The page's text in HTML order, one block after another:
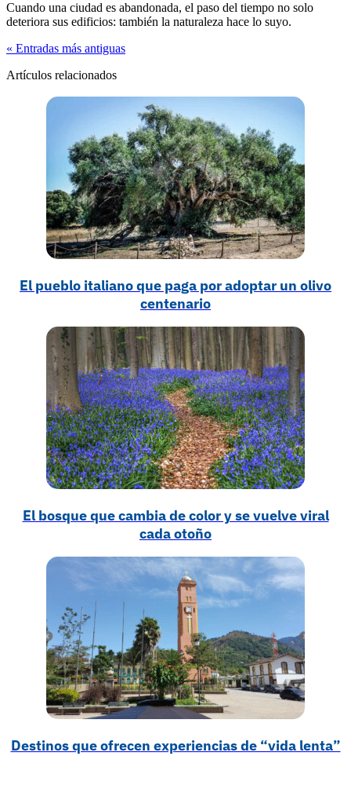
Cuando una ciudad es abandonada, el paso del tiempo no solo
deteriora sus edificios: también la naturaleza hace lo suyo.
« Entradas más antiguas
Artículos relacionados
El pueblo italiano que paga por adoptar un olivo
centenario
El bosque que cambia de color y se vuelve viral
cada otoño
Destinos que ofrecen experiencias de “vida lenta”